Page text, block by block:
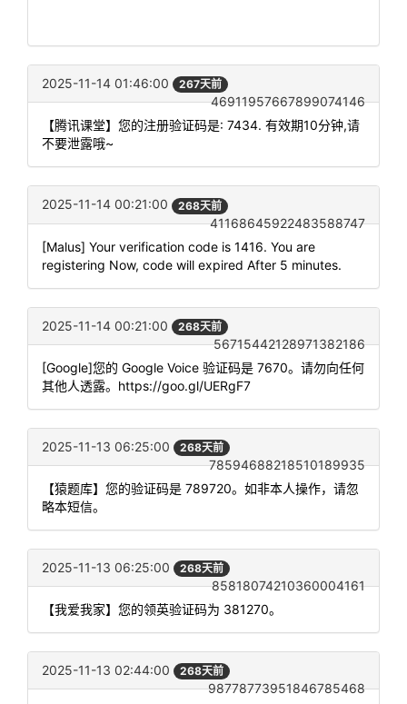
2025-11-14 01:46:00 267天前
46911957667899074146
【腾讯课堂】您的注册验证码是: 7434. 有效期10分钟,请
不要泄露哦~
2025-11-14 00:21:00 268天前
41168645922483588747
[Malus] Your verification code is 1416. You are
registering Now, code will expired After 5 minutes.
2025-11-14 00:21:00 268天前
56715442128971382186
[Google]您的 Google Voice 验证码是 7670。请勿向任何
其他人透露。https://goo.gl/UERgF7
2025-11-13 06:25:00 268天前
78594688218510189935
【猿题库】您的验证码是 789720。如非本人操作，请忽
略本短信。
2025-11-13 06:25:00 268天前
85818074210360004161
【我爱我家】您的领英验证码为 381270。
2025-11-13 02:44:00 268天前
98778773951846785468